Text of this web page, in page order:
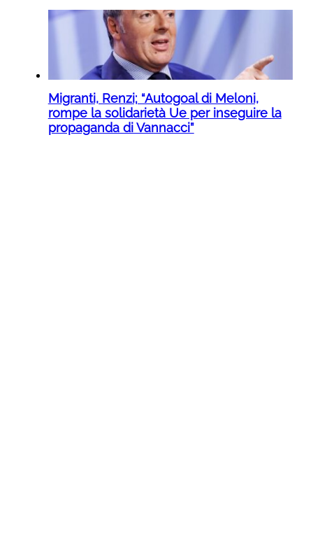
Migranti, Renzi; “Autogoal di Meloni,
rompe la solidarietà Ue per inseguire la
propaganda di Vannacci”